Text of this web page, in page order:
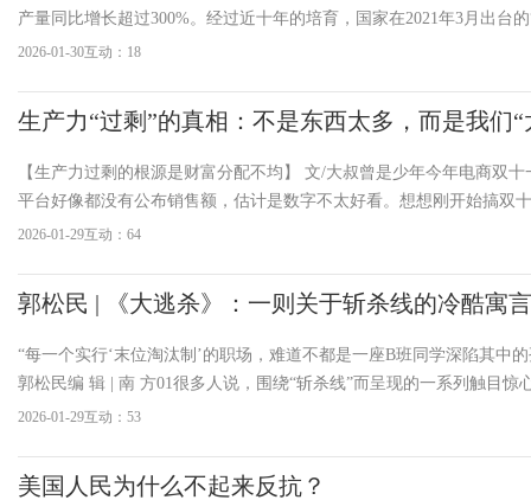
产量同比增长超过300%。经过近十年的培育，国家在2021年3月出台
中，明确提出了从汽车大国到汽车强国的发展目标，由此新能源汽车
2026-01-30互动：18
生产力“过剩”的真相：不是东西太多，而是我们“
【生产力过剩的根源是财富分配不均】 文/大叔曾是少年今年电商双
平台好像都没有公布销售额，估计是数字不太好看。想想刚开始搞双
东西还要靠抢。提前把自己要买的东西加入购物车，等时间刚过12点
2026-01-29互动：64
郭松民 | 《大逃杀》：一则关于斩杀线的冷酷寓言
“每一个实行‘末位淘汰制’的职场，难道不都是一座B班同学深陷其中
郭松民编 辑 | 南 方01很多人说，围绕“斩杀线”而呈现的一系列触目惊
了国人对美国的认知。这是完全正确的。但我们还应该认识到，“斩杀
2026-01-29互动：53
美国人民为什么不起来反抗？